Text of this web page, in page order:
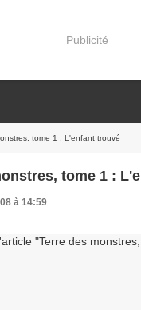
Publicité
tome 1 : L'enfant trouvé
tome 1 :
à 14:59